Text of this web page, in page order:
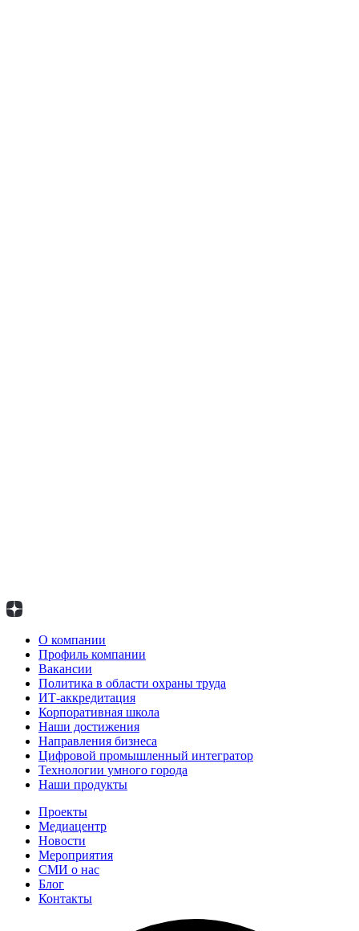
О компании
Профиль компании
Вакансии
Политика в области охраны труда
ИТ-аккредитация
Корпоративная школа
Наши достижения
Направления бизнеса
Цифровой промышленный интегратор
Технологии умного города
Наши продукты
Проекты
Медиацентр
Новости
Мероприятия
СМИ о нас
Блог
Контакты